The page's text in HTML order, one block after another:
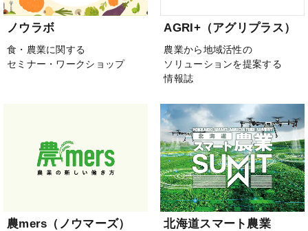
ノウラボ
食・農業に関する
セミナー・ワークショップ
AGRI+（アグリプラス）
農業から地域活性の
ソリューションを提案する
情報誌
農mers（ノウマーズ）
北海道スマート農業